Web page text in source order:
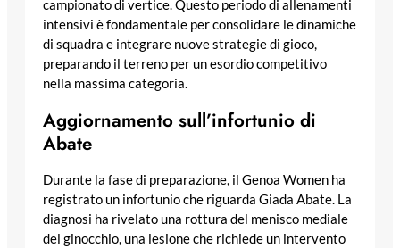
campionato di vertice. Questo periodo di allenamenti
intensivi è fondamentale per consolidare le dinamiche
di squadra e integrare nuove strategie di gioco,
preparando il terreno per un esordio competitivo
nella massima categoria.
Aggiornamento sull’infortunio di
Abate
Durante la fase di preparazione, il Genoa Women ha
registrato un infortunio che riguarda Giada Abate. La
diagnosi ha rivelato una rottura del menisco mediale
del ginocchio, una lesione che richiede un intervento